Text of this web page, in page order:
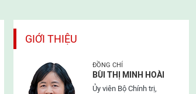
mặt
trận
GIỚI THIỆU
ĐỒNG CHÍ
BÙI THỊ MINH HOÀI
Ủy viên Bộ Chính trị,